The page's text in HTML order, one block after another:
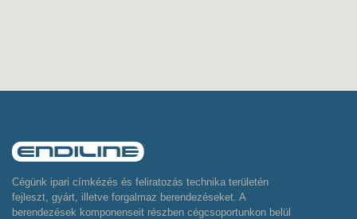
Cégünk ipari címkézés és feliratozás technika területén
fejleszt, gyárt, illetve forgalmaz berendezéseket. A
berendezések komponenseit részben cégcsoportunkon belül